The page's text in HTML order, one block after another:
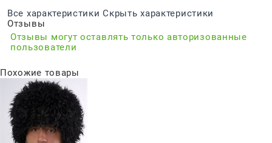
Все характеристики Скрыть характеристики
Отзывы
Отзывы могут оставлять только авторизованные
пользователи
Похожие товары